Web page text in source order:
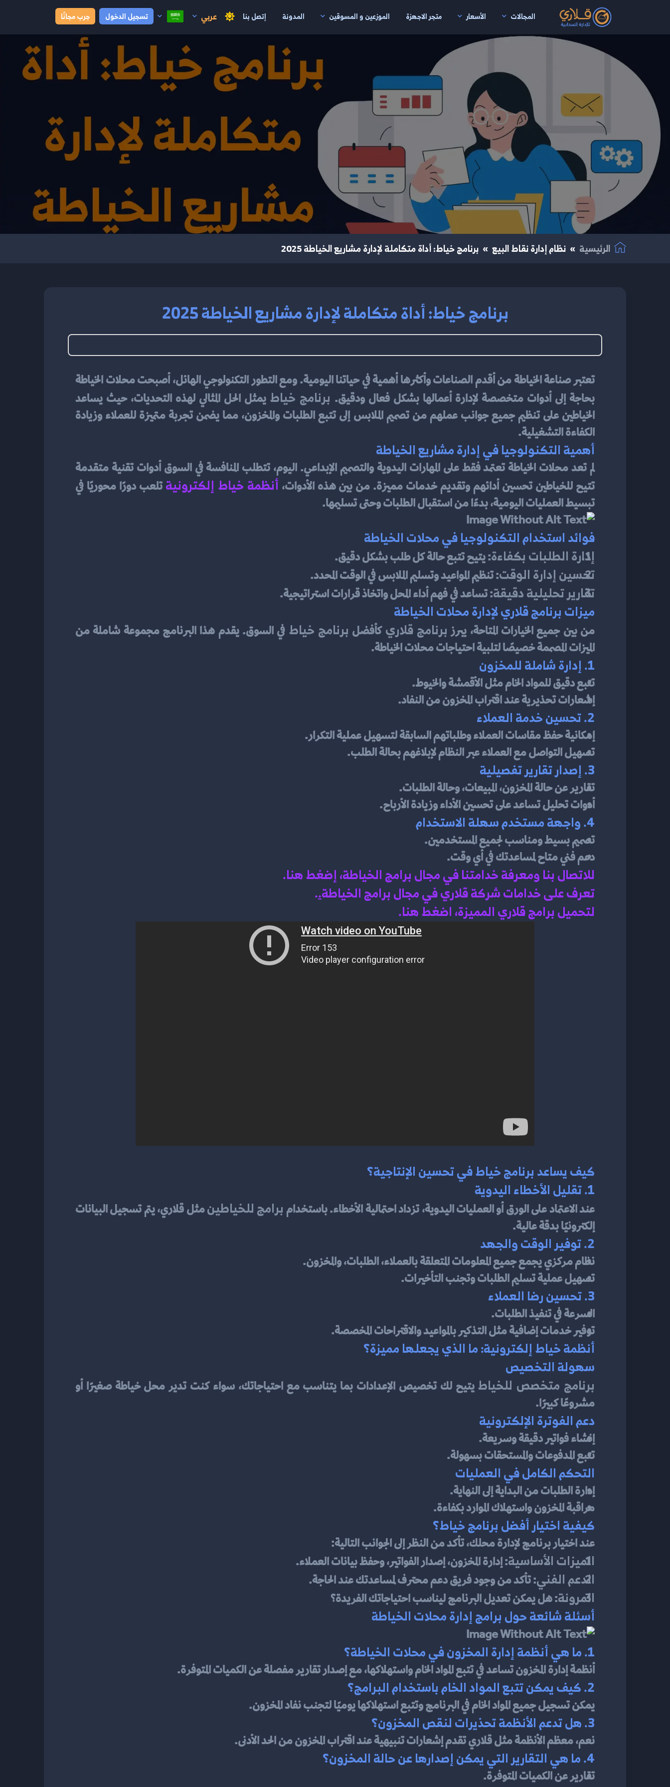
المجالات الأسعار متجر الاجهزة الموزعين و المسوقين المدونة إتصل بنا عربي تسجيل الدخول جرب مجانًا
انتقال إلى المحتوى الرئيسي
الرئيسية نظام إدارة نقاط البيع برنامج خياط: أداة متكاملة لإدارة مشاريع الخياطة 2025
برنامج خياط: أداة متكاملة لإدارة مشاريع الخياطة 2025
بحاجة إلى أدوات متخصصة لإدارة أعمالها بشكل فعال ودقيق. برنامج خياط
الكفاءة التشغيلية.
أهمية التكنولوجيا في إدارة مشاريع الخياطة
تتيح للخياطين تحسين أدائهم وتقديم خدمات مميزة. من بين هذه الأدوات، أنظمة خياط إلكترونية
تبسيط العمليات اليومية، بدءًا من استقبال الطلبات وحتى تسليمها.
فوائد استخدام التكنولوجيا في محلات الخياطة
إدارة الطلبات بكفاءة: يتيح تتبع حالة كل طلب بشكل دقيق.
تحسين إدارة الوقت: تنظيم المواعيد وتسليم الملابس في الوقت المحدد.
تقارير تحليلية دقيقة: تساعد في فهم أداء المحل واتخاذ قرارات استراتيجية.
ميزات برنامج قلاري لإدارة محلات الخياطة
من بين جميع الخيارات المتاحة، يبرز برنامج قلاري كأفضل برنامج خياط
الميزات المصممة خصيصًا لتلبية احتياجات محلات الخياطة.
1. إدارة شاملة للمخزون
تتبع دقيق للمواد الخام مثل الأقمشة والخيوط.
إشعارات تحذيرية عند اقتراب المخزون من النفاد.
2. تحسين خدمة العملاء
إمكانية حفظ مقاسات العملاء وطلباتهم السابقة لتسهيل عملية التكرار.
تسهيل التواصل مع العملاء عبر النظام لإبلاغهم بحالة الطلب.
3. إصدار تقارير تفصيلية
تقارير عن حالة المخزون، المبيعات، وحالة الطلبات.
أدوات تحليل تساعد على تحسين الأداء وزيادة الأرباح.
4. واجهة مستخدم سهلة الاستخدام
تصميم بسيط ومناسب لجميع المستخدمين.
دعم فني متاح لمساعدتك في أي وقت.
للاتصال بنا ومعرفة خدامتنا في مجال برامج الخياطة، إضغط هنا.
تعرف على خدامات شركة قلاري في مجال برامج الخياطة.
.
لتحميل برامج قلاري المميزة، اضغط هنا.
كيف يساعد برنامج خياط في تحسين الإنتاجية؟
1. تقليل الأخطاء اليدوية
عند الاعتماد على الورق أو العمليات اليدوية، تزداد احتمالية الأخطاء. باستخدام برامج للخياطين
إلكترونيًا بدقة عالية.
2. توفير الوقت والجهد
نظام مركزي يجمع جميع المعلومات المتعلقة بالعملاء، الطلبات، والمخزون.
تسهيل عملية تسليم الطلبات وتجنب التأخيرات.
3. تحسين رضا العملاء
السرعة في تنفيذ الطلبات.
توفير خدمات إضافية مثل التذكير بالمواعيد والاقتراحات المخصصة.
أنظمة خياط إلكترونية: ما الذي يجعلها مميزة؟
سهولة التخصيص
برنامج متخصص للخياط
مشروعًا كبيرًا.
دعم الفوترة الإلكترونية
إنشاء فواتير دقيقة وسريعة.
تتبع المدفوعات والمستحقات بسهولة.
التحكم الكامل في العمليات
إدارة الطلبات من البداية إلى النهاية.
مراقبة المخزون واستهلاك الموارد بكفاءة.
كيفية اختيار أفضل برنامج خياط؟
عند اختيار برنامج لإدارة محلك، تأكد من النظر إلى الجوانب التالية:
الميزات الأساسية: إدارة المخزون، إصدار الفواتير، وحفظ بيانات العملاء.
الدعم الفني: تأكد من وجود فريق دعم محترف لمساعدتك عند الحاجة.
المرونة: هل يمكن تعديل البرنامج ليناسب احتياجاتك الفريدة؟
أسئلة شائعة حول برامج إدارة محلات الخياطة
1. ما هي أنظمة إدارة المخزون في محلات الخياطة؟
أنظمة إدارة المخزون تساعد في تتبع المواد الخام واستهلاكها، مع إصدار تقارير مفصلة عن الكميات المتوفرة.
2. كيف يمكن تتبع المواد الخام باستخدام البرامج؟
يمكن تسجيل جميع المواد الخام في البرنامج وتتبع استهلاكها يوميًا لتجنب نفاد المخزون.
3. هل تدعم الأنظمة تحذيرات لنقص المخزون؟
نعم، معظم الأنظمة مثل قلاري تقدم إشعارات تنبيهية عند اقتراب المخزون من الحد الأدنى.
4. ما هي التقارير التي يمكن إصدارها عن حالة المخزون؟
تقارير عن الكميات المتوفرة.